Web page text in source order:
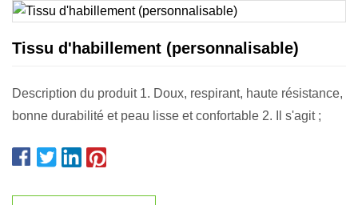
Tissu d'habillement (personnalisable)
Description du produit 1. Doux, respirant, haute résistance,
bonne durabilité et peau lisse et confortable 2. Il s'agit ;